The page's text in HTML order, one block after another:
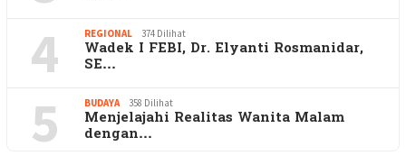
4 REGIONAL 374 Dilihat
Wadek I FEBI, Dr. Elyanti Rosmanidar,
SE…
5 BUDAYA 358 Dilihat
Menjelajahi Realitas Wanita Malam
dengan…